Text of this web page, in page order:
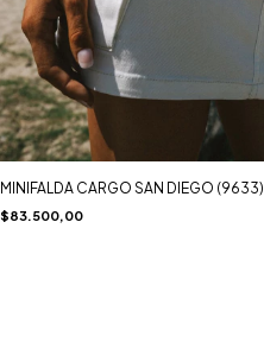
MINIFALDA CARGO SAN DIEGO (9633)
$83.500,00